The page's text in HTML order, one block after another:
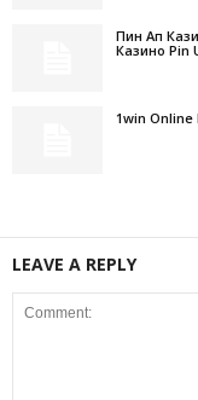
Пин Ап
Казино Pin
1win
LEAVE A REPLY